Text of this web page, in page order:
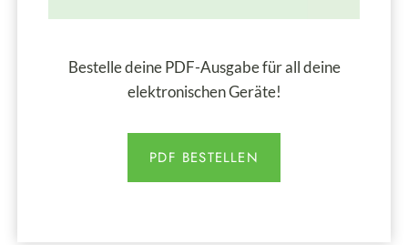
Bestelle deine PDF-Ausgabe für all deine
elektronischen Geräte!
PDF BESTELLEN